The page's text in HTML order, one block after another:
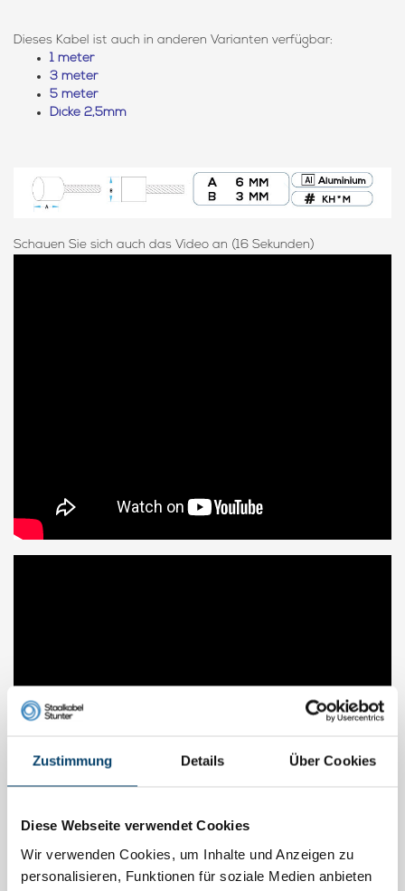
Zustimmung Details Über Cookies
Diese Webseite verwendet Cookies
Wir verwenden Cookies, um Inhalte und Anzeigen zu
personalisieren, Funktionen für soziale Medien anbieten
Dieses Kabel ist auch in anderen Varianten verfügbar:
1 meter
3 meter
5 meter
Dicke 2,5mm
Schauen Sie sich auch das Video an (16 Sekunden)
Verfügbar in verschiedenen Varianten. Direkt online bestellen
ZKH1M - ZKH3M - ZKH5M - ZKH1ML